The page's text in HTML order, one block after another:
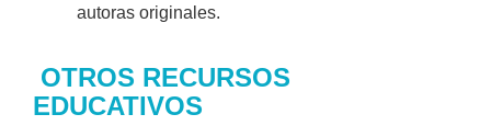
autoras originales.
OTROS RECURSOS
EDUCATIVOS